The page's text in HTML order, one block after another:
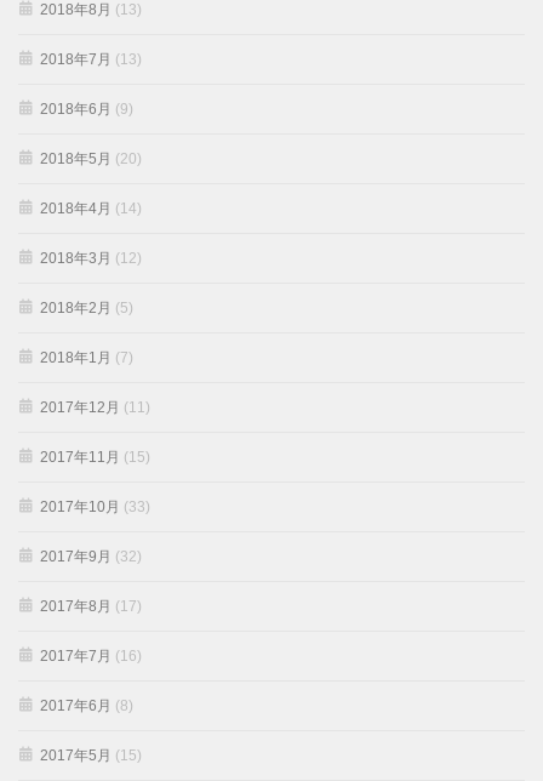
2018年8月 (13)
2018年7月 (13)
2018年6月 (9)
2018年5月 (20)
2018年4月 (14)
2018年3月 (12)
2018年2月 (5)
2018年1月 (7)
2017年12月 (11)
2017年11月 (15)
2017年10月 (33)
2017年9月 (32)
2017年8月 (17)
2017年7月 (16)
2017年6月 (8)
2017年5月 (15)